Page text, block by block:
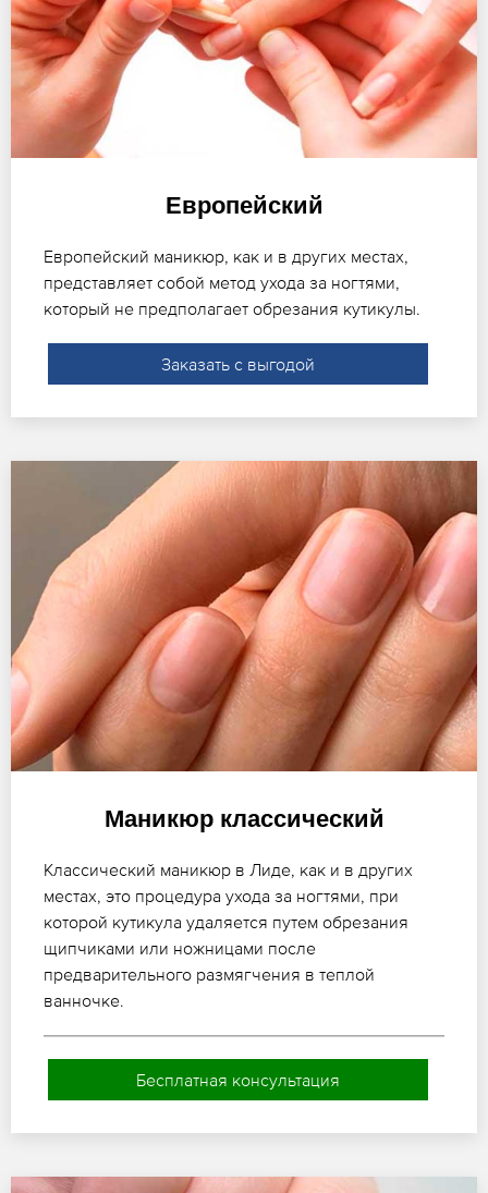
Европейский
Европейский маникюр, как и в других местах,
представляет собой метод ухода за ногтями,
который не предполагает обрезания кутикулы.
Заказать с выгодой
Маникюр классический
Классический маникюр в Лиде, как и в других
местах, это процедура ухода за ногтями, при
которой кутикула удаляется путем обрезания
щипчиками или ножницами после
предварительного размягчения в теплой
ванночке.
Бесплатная консультация